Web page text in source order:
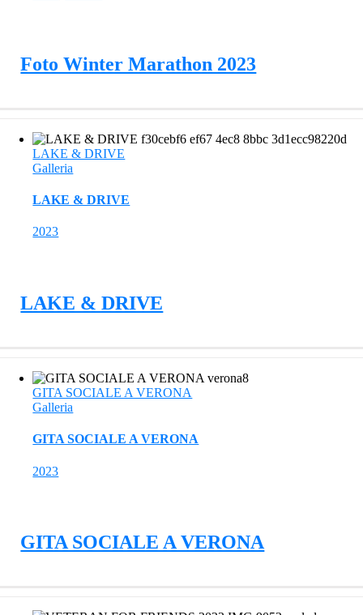
Foto Winter Marathon 2023
LAKE & DRIVE
Galleria
LAKE & DRIVE
2023
LAKE & DRIVE
GITA SOCIALE A VERONA
Galleria
GITA SOCIALE A VERONA
2023
GITA SOCIALE A VERONA